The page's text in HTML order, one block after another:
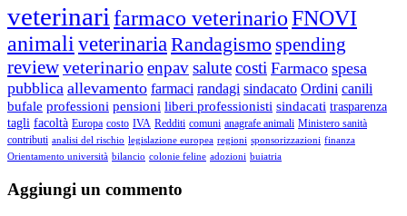
veterinari farmaco veterinarioFNOVI
animali veterinaria Randagismospending
reviewveterinarioenpavsalutecosti Farmaco spesa
pubblica allevamento farmaci randagi sindacato Ordini canili
bufale professioni pensioni liberi professionisti sindacati trasparenza
tagli facoltà Europa costo IVA Redditi comuni anagrafe animali Ministero sanità
contributi analisi del rischio legislazione europea regioni sponsorizzazioni finanza
Orientamento università bilancio colonie feline adozioni buiatria
Aggiungi un commento